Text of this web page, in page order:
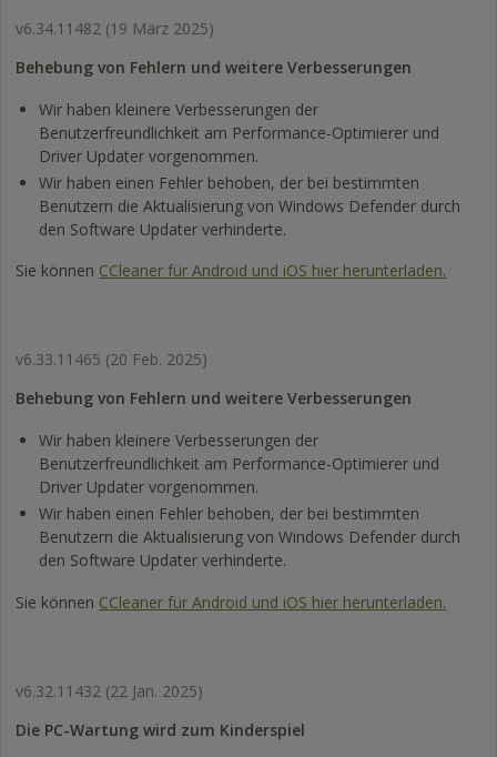
v6.34.11482 (19 März 2025)
Behebung von Fehlern und weitere Verbesserungen
Wir haben kleinere Verbesserungen der
Benutzerfreundlichkeit am Performance-Optimierer und
Driver Updater vorgenommen.
Wir haben einen Fehler behoben, der bei bestimmten
Benutzern die Aktualisierung von Windows Defender durch
den Software Updater verhinderte.
Sie können CCleaner für Android und iOS hier herunterladen.
v6.33.11465 (20 Feb. 2025)
Behebung von Fehlern und weitere Verbesserungen
Wir haben kleinere Verbesserungen der
Benutzerfreundlichkeit am Performance-Optimierer und
Driver Updater vorgenommen.
Wir haben einen Fehler behoben, der bei bestimmten
Benutzern die Aktualisierung von Windows Defender durch
den Software Updater verhinderte.
Sie können CCleaner für Android und iOS hier herunterladen.
v6.32.11432 (22 Jan. 2025)
Die PC-Wartung wird zum Kinderspiel